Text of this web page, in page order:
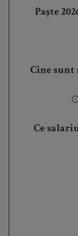
Paște
Cine sunt
Ce